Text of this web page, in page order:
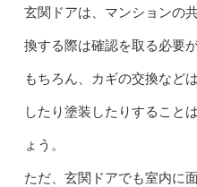
玄関ドアは、マンションの
換する際は確認を取る必要
もちろん、カギの交換など
したり塗装したりすること
ょう。
ただ、玄関ドアでも室内に